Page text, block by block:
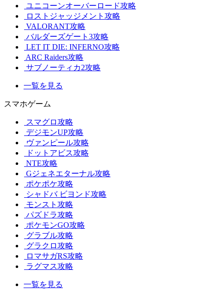
ユニコーンオーバーロード攻略
ロストジャッジメント攻略
VALORANT攻略
バルダーズゲート3攻略
LET IT DIE: INFERNO攻略
ARC Raiders攻略
サブノーティカ2攻略
一覧を見る
スマホゲーム
スマグロ攻略
デジモンUP攻略
ヴァンピール攻略
ドットアビス攻略
NTE攻略
Gジェネエターナル攻略
ポケポケ攻略
シャドバ ビヨンド攻略
モンスト攻略
パズドラ攻略
ポケモンGO攻略
グラブル攻略
グラクロ攻略
ロマサガRS攻略
ラグマス攻略
一覧を見る